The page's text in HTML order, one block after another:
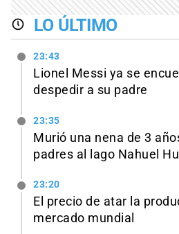
LO ÚLTIMO
23:43
Lionel Messi ya se
despedir a su padre
23:35
Murió una nena de 3
padres al lago Nahuel
23:20
El precio de atar la
mercado mundial